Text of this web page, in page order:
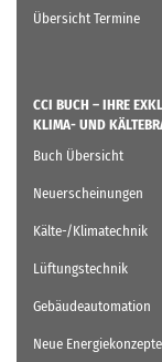
Übersicht Termine
CCI BUCH – IHRE
KLIMA- UND
Buch Übersicht
Neuerscheinungen
Kälte-/Klimatechnik
Lüftungstechnik
Gebäudeautomation
Neue